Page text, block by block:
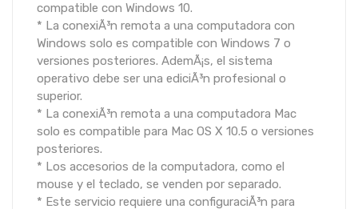
compatible con Windows 10.
* La conexiÃ³n remota a una computadora con
Windows solo es compatible con Windows 7 o
versiones posteriores. AdemÃ¡s, el sistema
operativo debe ser una ediciÃ³n profesional o
superior.
* La conexiÃ³n remota a una computadora Mac
solo es compatible para Mac OS X 10.5 o versiones
posteriores.
* Los accesorios de la computadora, como el
mouse y el teclado, se venden por separado.
* Este servicio requiere una configuraciÃ³n para